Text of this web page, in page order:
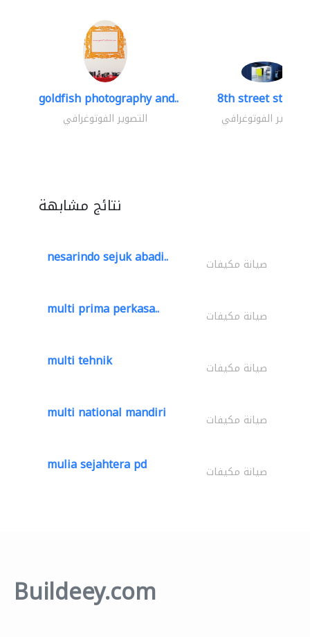
goldfish photography and..
التصوير الفوتوغرافي
8th street studios
التصوير الفوتوغرافي
نتائج مشابهة
nesarindo sejuk abadi.. صيانة مكيفات
multi prima perkasa.. صيانة مكيفات
multi tehnik صيانة مكيفات
multi national mandiri صيانة مكيفات
mulia sejahtera pd صيانة مكيفات
Buildeey.com